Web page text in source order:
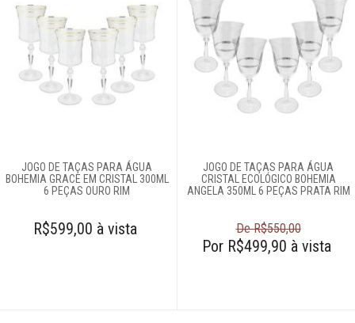
JOGO DE TAÇAS PARA ÁGUA
BOHEMIA GRACE EM CRISTAL 300ML
6 PEÇAS OURO RIM
R$599,00 à vista
JOGO DE TAÇAS PARA ÁGUA
CRISTAL ECOLÓGICO BOHEMIA
ANGELA 350ML 6 PEÇAS PRATA RIM
De R$550,00
Por R$499,90 à vista